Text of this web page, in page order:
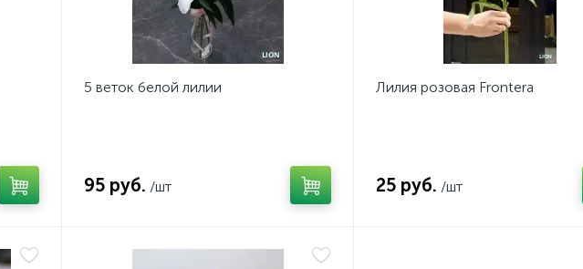
5 веток белой лилии
95 руб. /шт
Лилия розовая Frontera
25 руб. /шт